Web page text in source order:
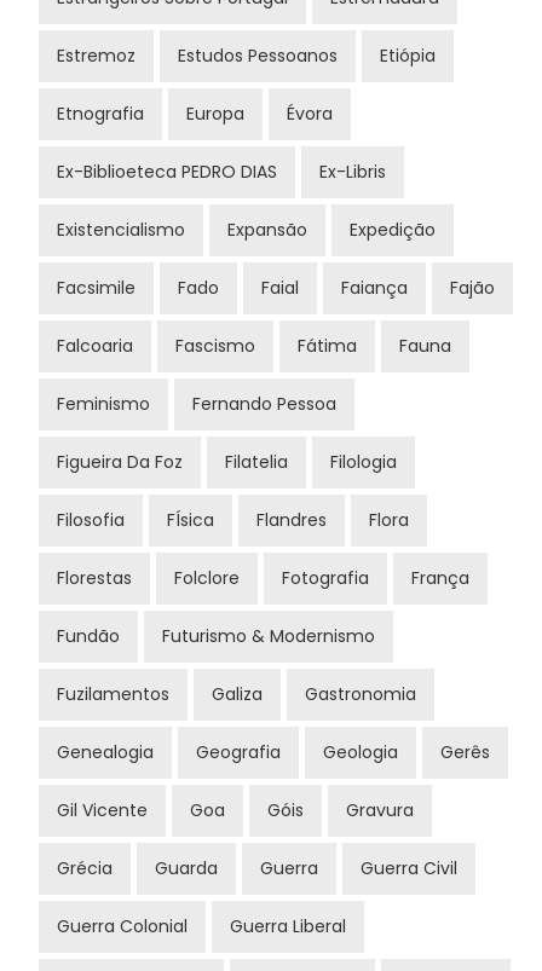
Estremoz Estudos Pessoanos Etiópia
Etnografia Europa Évora
Ex-Biblioeteca PEDRO DIAS Ex-Libris
Existencialismo Expansão Expedição
Facsimile Fado Faial Faiança Fajão
Falcoaria Fascismo Fátima Fauna
Feminismo Fernando Pessoa
Figueira Da Foz Filatelia Filologia
Filosofia FÍsica Flandres Flora
Florestas Folclore Fotografia França
Fundão Futurismo & Modernismo
Fuzilamentos Galiza Gastronomia
Genealogia Geografia Geologia Gerês
Gil Vicente Goa Góis Gravura
Grécia Guarda Guerra Guerra Civil
Guerra Colonial Guerra Liberal